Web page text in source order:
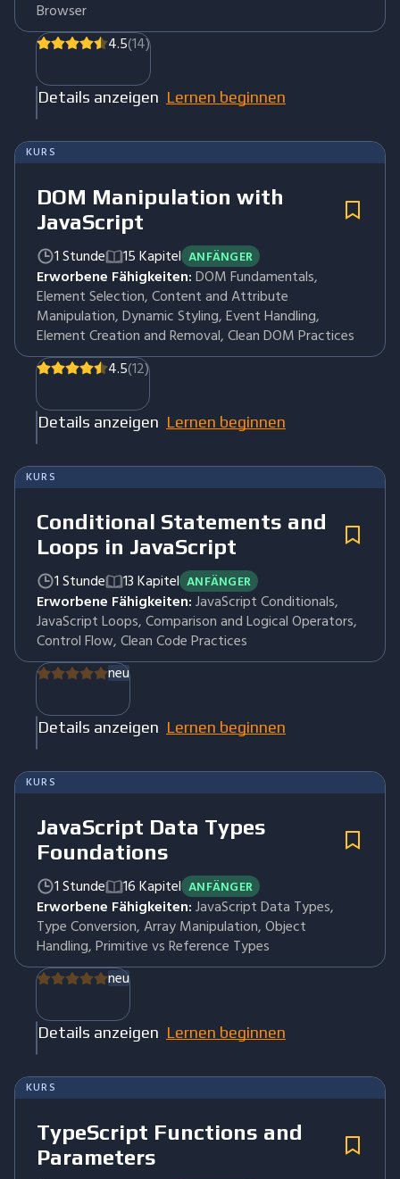
Browser
4.5(14)
Details anzeigen Lernen beginnen
KURS
DOM Manipulation with
JavaScript
1 Stunde 15 Kapitel ANFÄNGER
Erworbene Fähigkeiten:DOM Fundamentals,
Element Selection, Content and Attribute
Manipulation, Dynamic Styling, Event Handling,
Element Creation and Removal, Clean DOM Practices
4.5(12)
Details anzeigen Lernen beginnen
KURS
Conditional Statements and
Loops in JavaScript
1 Stunde 13 Kapitel ANFÄNGER
Erworbene Fähigkeiten:JavaScript Conditionals,
JavaScript Loops, Comparison and Logical Operators,
Control Flow, Clean Code Practices
neu
Details anzeigen Lernen beginnen
KURS
JavaScript Data Types
Foundations
1 Stunde 16 Kapitel ANFÄNGER
Erworbene Fähigkeiten:JavaScript Data Types,
Type Conversion, Array Manipulation, Object
Handling, Primitive vs Reference Types
neu
Details anzeigen Lernen beginnen
KURS
TypeScript Functions and
Parameters